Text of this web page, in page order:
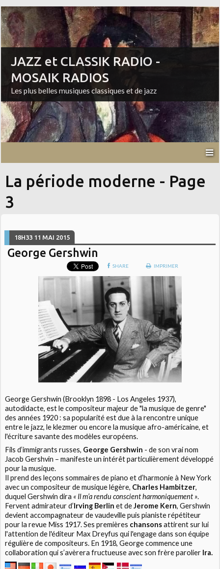
JAZZ et CLASSIK RADIO -
MOSAIK RADIOS
Les plus belles musiques classiques et de jazz
La période moderne - Page
3
18H33 11 MAI 2015
George Gershwin
SHARE IMPRIMER
George Gershwin (Brooklyn 1898 - Los Angeles 1937),
autodidacte, est le compositeur majeur de "la musique de genre"
des années 1920 : sa popularité est due à la rencontre unique
entre le jazz, le klezmer ou encore la musique afro-américaine, et
l'écriture savante des modèles européens.
Fils d’immigrants russes, George Gershwin - de son vrai nom
Jacob Gershvin – manifeste un intérêt particulièrement développé
pour la musique.
Il prend des leçons sommaires de piano et d’harmonie à New York
avec un compositeur de musique légère, Charles Hambitzer,
duquel Gershwin dira « Il m’a rendu conscient harmoniquement ».
Fervent admirateur d’Irving Berlin et deJerome Kern, Gershwin
devient accompagnateur de vaudeville puis pianiste répétiteur
pour la revue Miss 1917. Ses premières chansonsattirent sur lui
l'attention de l'éditeur Max Dreyfus qui l'engage dans son équipe
régulière de compositeurs. En 1918, George commence une
collaboration qui s’avèrera fructueuse avec son frère parolier Ira.